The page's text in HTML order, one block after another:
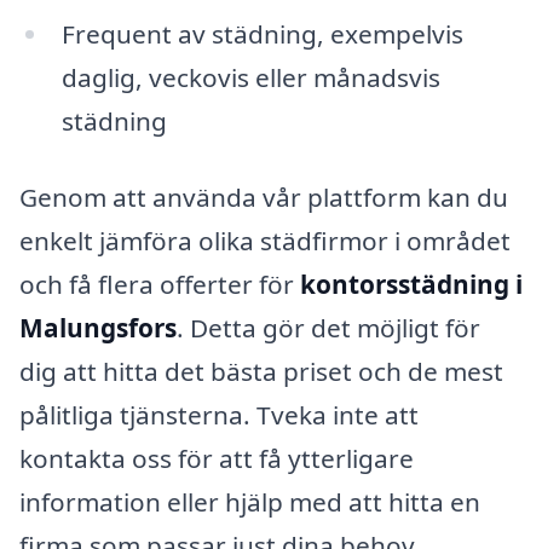
Frequent av städning, exempelvis
daglig, veckovis eller månadsvis
städning
Genom att använda vår plattform kan du
enkelt jämföra olika städfirmor i området
och få flera offerter för kontorsstädning i
Malungsfors. Detta gör det möjligt för
dig att hitta det bästa priset och de mest
pålitliga tjänsterna. Tveka inte att
kontakta oss för att få ytterligare
information eller hjälp med att hitta en